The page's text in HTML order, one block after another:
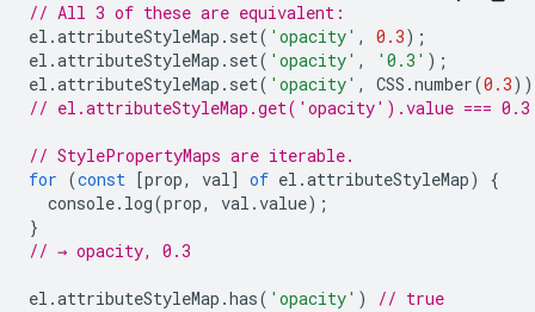
// All 3 of these are equivalent:
el .attributeStyleMap . set( 'opacity' , 0.3);
el .attributeStyleMap . set( 'opacity' , '0.3' );
el .attributeStyleMap . set( 'opacity' , CSS .number(0.3
// el.attributeStyleMap.get('opacity').value === 0.3
// StylePropertyMaps are iterable.
for (const [prop, val] of el .attributeStyleMap)
{
console. log(prop, val .value);
}
// → opacity, 0.3
el .attributeStyleMap .has( 'opacity' ) // true